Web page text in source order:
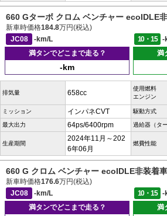
660 Gターボ クロム ベンチャー ecoIDLE
新車時価格184.8万円(税込)
JC08
-km/L 10・15
-
満タンでどこまで走る？
-km
満
排気量 658cc
使用燃料
エンジン
ミッション インパネCVT 駆動方式
最大出力 64ps/6400rpm 過給器（ター
生産期間
2024年11月～202
6年06月
燃費性能
660 G クロム ベンチャー ecoIDLE非装着
新車時価格176.6万円(税込)
JC08
-km/L 10・15
-
満タンでどこまで走る？
満